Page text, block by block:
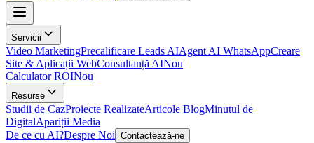
Servicii
Video MarketingPrecalificare Leads AIAgent AI WhatsAppCreare
Site & Aplicații WebConsultanță AINou
Calculator ROINou
Resurse
Studii de CazProiecte RealizateArticole BlogMinutul de
DigitalApariții Media
De ce cu AI?Despre Noi Contactează-ne